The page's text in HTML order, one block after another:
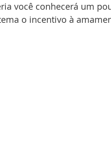
Premium COPI
você conhecerá um
o incentivo à